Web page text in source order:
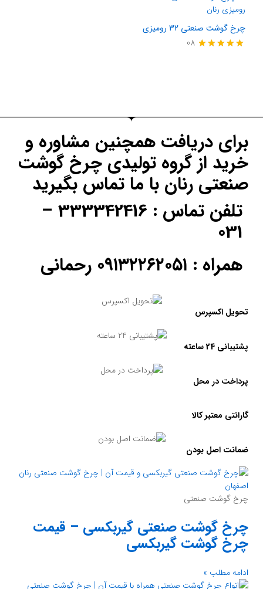
از 5
چرخ گوشت صنعتی 32 رومیزی
08
برای دریافت همچنین مشاوره و
خرید از گروه تولیدی چرخ گوشت
صنعتی رنان با ما تماس بگیرید
تلفن تماس : 333342416 –
031
همراه : ۰۹۱۳۲۲۶۲۰۵۱ رحمانی
تحویل اکسپرس
پشتیبانی 24 ساعته
پرداخت در محل
گارانتی معتبر کالا
ضمانت اصل بودن
چرخ گوشت صنعتی
چرخ گوشت صنعتی گیربکسی – قیمت
چرخ گوشت گیربکسی
ادامه مطلب »